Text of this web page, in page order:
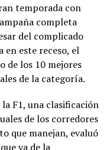
societaria de la
del Minella
situación
Minella Stadium
en la
temporada con
completa
del complicado
en este receso, el
de los 10 mejores
de la categoría.
F1, una clasificación
de los corredores
que manejan, evaluó
va de la